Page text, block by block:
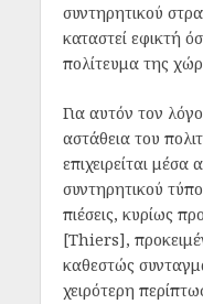
συντηρητικού
καταστεί εφικτή
πολίτευμα της
Για αυτόν τον
αστάθεια του
επιχειρείται
συντηρητικού
πιέσεις, κυρίως
[Thiers],
καθεστώς
χειρότερη